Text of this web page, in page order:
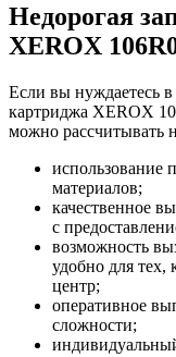
Недорогая
XEROX
Если вы нуждаетесь в
картриджа XEROX
можно рассчитывать
использование
материалов;
качественное
с
возможность
удобно для тех,
центр;
оперативное
сложности;